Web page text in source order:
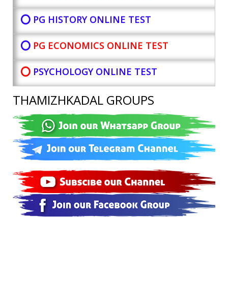
⭕ PG HISTORY ONLINE TEST
⭕ PG ECONOMICS ONLINE TEST
⭕ PSYCHOLOGY ONLINE TEST
THAMIZHKADAL GROUPS